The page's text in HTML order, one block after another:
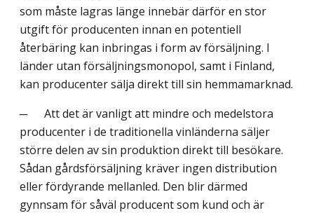
som måste lagras länge innebär därför en stor
utgift för producenten innan en potentiell
återbäring kan inbringas i form av försäljning. I
länder utan försäljningsmonopol, samt i Finland,
kan producenter sälja direkt till sin hemmamarknad.
─ Att det är vanligt att mindre och medelstora
producenter i de traditionella vinländerna säljer
större delen av sin produktion direkt till besökare.
Sådan gårdsförsäljning kräver ingen distribution
eller fördyrande mellanled. Den blir därmed
gynnsam för såväl producent som kund och är